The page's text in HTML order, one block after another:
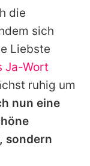
die
sich
Liebste
Ja-Wort
ruhig um
nun eine
sondern